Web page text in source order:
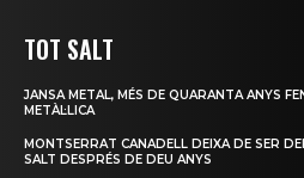
TOT SALT
JANSA METAL, MÉS DE QUARANTA ANYS
METÀL·LICA
MONTSERRAT CANADELL DEIXA DE SER
SALT DESPRÉS DE DEU ANYS